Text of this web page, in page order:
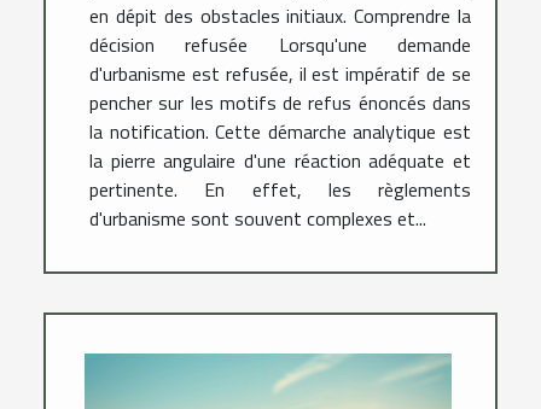
en dépit des obstacles initiaux. Comprendre la
décision refusée Lorsqu'une demande
d'urbanisme est refusée, il est impératif de se
pencher sur les motifs de refus énoncés dans
la notification. Cette démarche analytique est
la pierre angulaire d'une réaction adéquate et
pertinente. En effet, les règlements
d'urbanisme sont souvent complexes et...